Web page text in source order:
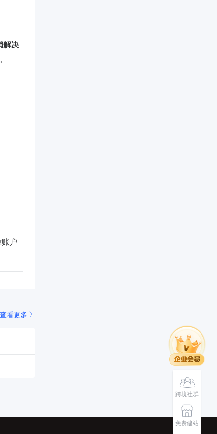
解决
户
查看更多
跨境社群
免费建站